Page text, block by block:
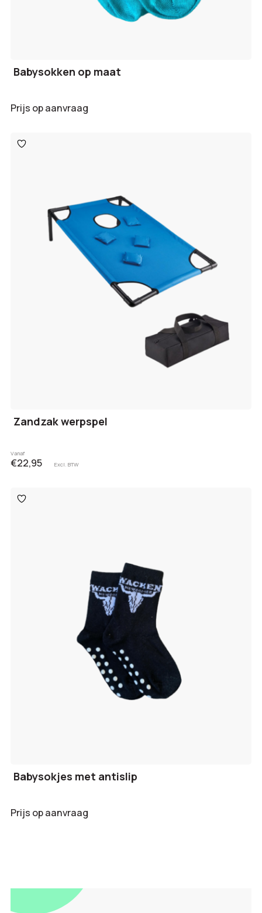
Babysokken op maat
Prijs op aanvraag
Toevoegen
aan
Zandzak werpspel
Vanaf
€22,95 Excl. BTW
Toevoegen
aan
Babysokjes met antislip
Prijs op aanvraag